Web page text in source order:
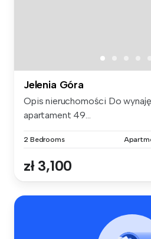
Jelenia Góra
Opis nieruchomości Do
apartament 49...
2 Bedrooms
zł 3,100